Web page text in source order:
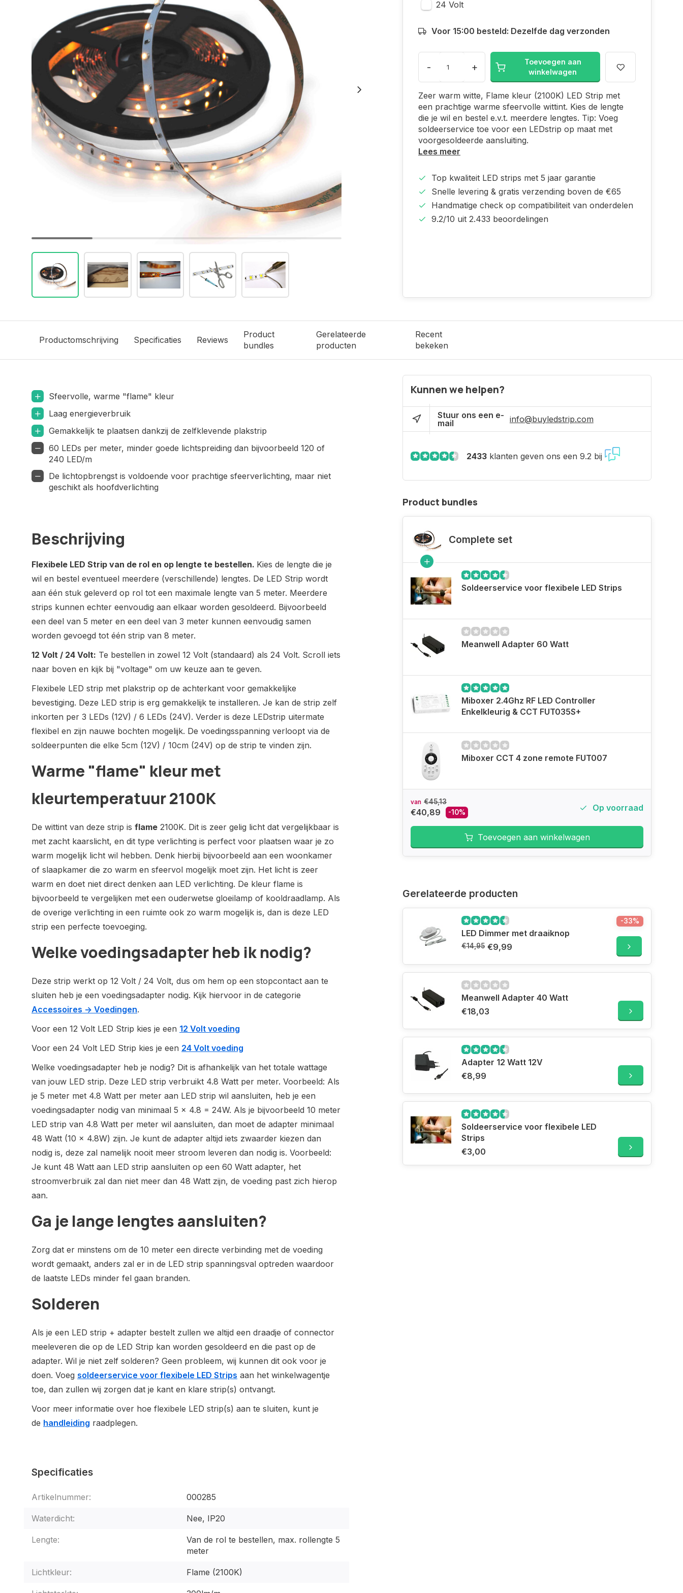
24 Volt
Voor 15:00 besteld: Dezelfde dag verzonden
- +
Toevoegen aan
winkelwagen
Zeer warm witte, Flame kleur (2100K) LED Strip met
een prachtige warme sfeervolle wittint. Kies de lengte
die je wil en bestel e.v.t. meerdere lengtes. Tip: Voeg
soldeerservice toe voor een LEDstrip op maat met
voorgesoldeerde aansluiting.
Lees meer
Top kwaliteit LED strips met 5 jaar garantie
Snelle levering & gratis verzending boven de €65
Handmatige check op compatibiliteit van onderdelen
9.2/10 uit 2.433 beoordelingen
Productomschrijving Specificaties Reviews
Product
bundles
Gerelateerde
producten
Recent
bekeken
Sfeervolle, warme "flame" kleur
Laag energieverbruik
Gemakkelijk te plaatsen dankzij de zelfklevende plakstrip
60 LEDs per meter, minder goede lichtspreiding dan bijvoorbeeld 120 of
240 LED/m
De lichtopbrengst is voldoende voor prachtige sfeerverlichting, maar niet
geschikt als hoofdverlichting
Beschrijving
Flexibele LED Strip van de rol en op lengte te bestellen. Kies de lengte die je
wil en bestel eventueel meerdere (verschillende) lengtes. De LED Strip wordt
aan één stuk geleverd op rol tot een maximale lengte van 5 meter. Meerdere
strips kunnen echter eenvoudig aan elkaar worden gesoldeerd. Bijvoorbeeld
een deel van 5 meter en een deel van 3 meter kunnen eenvoudig samen
worden gevoegd tot één strip van 8 meter.
12 Volt / 24 Volt: Te bestellen in zowel 12 Volt (standaard) als 24 Volt. Scroll iets
naar boven en kijk bij "voltage" om uw keuze aan te geven.
Flexibele LED strip met plakstrip op de achterkant voor gemakkelijke
bevestiging. Deze LED strip is erg gemakkelijk te installeren. Je kan de strip zelf
inkorten per 3 LEDs (12V) / 6 LEDs (24V). Verder is deze LEDstrip uitermate
flexibel en zijn nauwe bochten mogelijk. De voedingsspanning verloopt via de
soldeerpunten die elke 5cm (12V) / 10cm (24V) op de strip te vinden zijn.
Warme "flame" kleur met
kleurtemperatuur 2100K
De wittint van deze strip is flame 2100K. Dit is zeer gelig licht dat vergelijkbaar is
met zacht kaarslicht, en dit type verlichting is perfect voor plaatsen waar je zo
warm mogelijk licht wil hebben. Denk hierbij bijvoorbeeld aan een woonkamer
of slaapkamer die zo warm en sfeervol mogelijk moet zijn. Het licht is zeer
warm en doet niet direct denken aan LED verlichting. De kleur flame is
bijvoorbeeld te vergelijken met een ouderwetse gloeilamp of kooldraadlamp. Als
de overige verlichting in een ruimte ook zo warm mogelijk is, dan is deze LED
strip een perfecte toevoeging.
Welke voedingsadapter heb ik nodig?
Deze strip werkt op 12 Volt / 24 Volt, dus om hem op een stopcontact aan te
sluiten heb je een voedingsadapter nodig. Kijk hiervoor in de categorie
Accessoires -> Voedingen.
Voor een 12 Volt LED Strip kies je een 12 Volt voeding
Voor een 24 Volt LED Strip kies je een 24 Volt voeding
Welke voedingsadapter heb je nodig? Dit is afhankelijk van het totale wattage
van jouw LED strip. Deze LED strip verbruikt 4.8 Watt per meter. Voorbeeld: Als
je 5 meter met 4.8 Watt per meter aan LED strip wil aansluiten, heb je een
voedingsadapter nodig van minimaal 5 x 4.8 = 24W. Als je bijvoorbeeld 10 meter
LED strip van 4.8 Watt per meter wil aansluiten, dan moet de adapter minimaal
48 Watt (10 x 4.8W) zijn. Je kunt de adapter altijd iets zwaarder kiezen dan
nodig is, deze zal namelijk nooit meer stroom leveren dan nodig is. Voorbeeld:
Je kunt 48 Watt aan LED strip aansluiten op een 60 Watt adapter, het
stroomverbruik zal dan niet meer dan 48 Watt zijn, de voeding past zich hierop
aan.
Ga je lange lengtes aansluiten?
Zorg dat er minstens om de 10 meter een directe verbinding met de voeding
wordt gemaakt, anders zal er in de LED strip spanningsval optreden waardoor
de laatste LEDs minder fel gaan branden.
Solderen
Als je een LED strip + adapter bestelt zullen we altijd een draadje of connector
meeleveren die op de LED Strip kan worden gesoldeerd en die past op de
adapter. Wil je niet zelf solderen? Geen probleem, wij kunnen dit ook voor je
doen. Voeg soldeerservice voor flexibele LED Strips aan het winkelwagentje
toe, dan zullen wij zorgen dat je kant en klare strip(s) ontvangt.
Voor meer informatie over hoe flexibele LED strip(s) aan te sluiten, kunt je
de handleiding raadplegen.
Specificaties
Artikelnummer: 000285
Waterdicht: Nee, IP20
Lengte:
Van de rol te bestellen, max. rollengte 5
meter
Lichtkleur: Flame (2100K)
Kunnen we helpen?
Stuur ons een e-
mail
info@buyledstrip.com
2433 klanten geven ons een 9.2 bij
Product bundles
Complete set
Soldeerservice voor flexibele LED Strips
Meanwell Adapter 60 Watt
Miboxer 2.4Ghz RF LED Controller
Enkelkleurig & CCT FUT035S+
Miboxer CCT 4 zone remote FUT007
van €45,13
€40,89 -10% Op voorraad
Toevoegen aan winkelwagen
Gerelateerde producten
LED Dimmer met draaiknop
€14,95 €9,99
-33%
Meanwell Adapter 40 Watt
€18,03
Adapter 12 Watt 12V
€8,99
Soldeerservice voor flexibele LED
Strips
€3,00